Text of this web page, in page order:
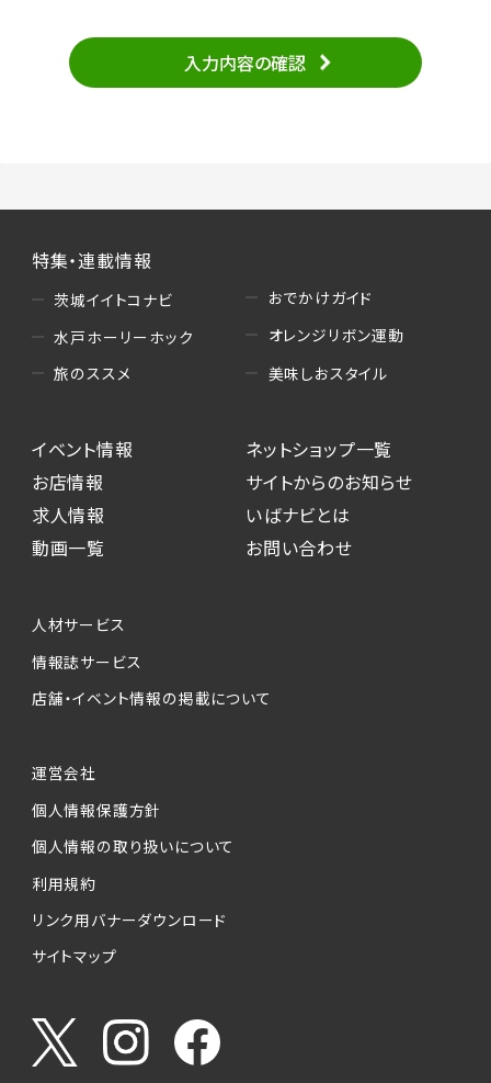
せの内容確認、返答
・当サービスの品質改善
・読者プレゼント、アンケート等、当サービスが実
施するキャンペーンの抽選、当選者への連絡及
び発送 ・ユーザーの趣向や属性情報等の分析
（5）広告主への問い合わせ・応募等への対応
・本サービスを通じて求人広告に応募した際の
選考に関する連絡
・本サービスを通じて店舗への来店予約を登録
した際の内容確認、返答
本サービスが収集する個人情報は、ご本人の意
ービスの実施にあたりそれぞれ必要となる項目
を入力いただかない場合は、各々のサービスを
個人情報の第三者への提供について
当社は、以下の提供先に対して個人情報を提供
します。
(1)お客様が求人応募フォームより個人情報を
送信した事業主（広告主）への提供
お客様が求職活動・応募等を行った企業による
うやりとり・情報提供（採否・合否の検討を含み
ます）
入力内容の確認
特集・連載情報
茨城イイトコナビ
水戸ホーリーホック
旅のススメ
おでかけガイド
オレンジリボン運動
美味しおスタイル
イベント情報
お店情報
求人情報
動画一覧
ネットショップ一覧
サイトからのお知らせ
いばナビとは
お問い合わせ
人材サービス
情報誌サービス
店舗・イベント情報の掲載について
運営会社
個人情報保護方針
個人情報の取り扱いについて
利用規約
リンク用バナーダウンロード
サイトマップ